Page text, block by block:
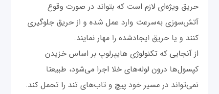
حریق ویژه‌ای لازم است که بتواند در صورت وقوع
آتش‌سوزی به‌سرعت وارد عمل شده و از حریق جلوگیری
کنند و یا حریق ایجادشده را مهار نمایند.
از آنجایی که تکنولوژی هایپرلوپ بر اساس خزیدن
کپسول‌ها درون لوله‌های خلا اجرا می‌شود، طبیعتا
نمی‌تواند در مسیر خود پیچ و تاب‌های تند را تحمل کند.